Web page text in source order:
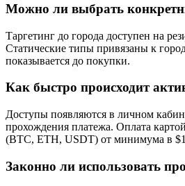
Можно ли выбрать
Таргетинг до города доступен на
Статические типы привязаны к
показывается до покупки.
Как быстро происходит
Доступы появляются в личном
прохождения платежа. Оплата
(BTC, ETH, USDT) от минимума в
Законно ли использовать